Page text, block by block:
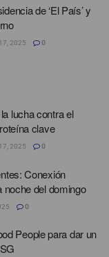
de ‘El País’ y
2025 0
lucha contra el
clave
2025 0
Conexión
noche del domingo
0
People para dar un